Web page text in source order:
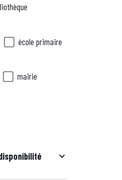
école primaire
mairie